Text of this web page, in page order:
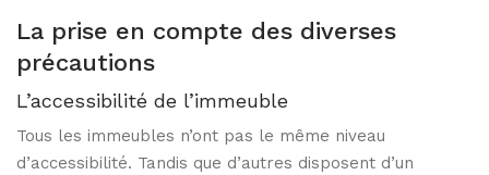
La prise en compte des diverses
précautions
L’accessibilité de l’immeuble
Tous les immeubles n’ont pas le même niveau
d’accessibilité. Tandis que d’autres disposent d’un